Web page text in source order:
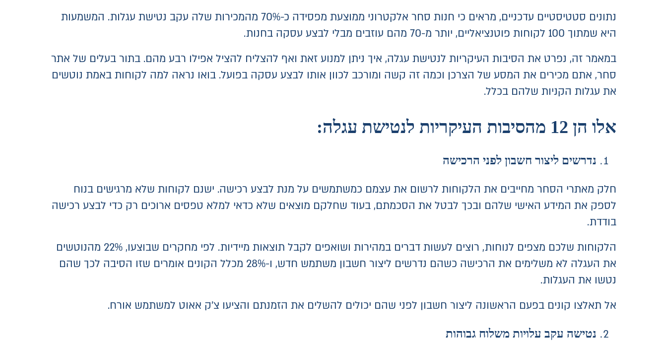
נתונים סטטיסטיים עדכניים, מראים כי חנות סחר אלקטרוני ממוצעת מפסידה כ-70% מהמכירות שלה עקב נטישת עגלות. המשמעות
היא שמתוך 100 לקוחות פוטנציאליים, יותר מ-70 מהם עוזבים מבלי לבצע עסקה בחנות.
במאמר זה, נפרט את הסיבות העיקריות לנטישת עגלה, איך ניתן למנוע זאת ואף להצליח להציל אפילו רבע מהם. בתור בעלים של אתר
סחר, אתם מכירים את המסע של הצרכן וכמה זה קשה ומורכב לכוון אותו לבצע עסקה בפועל. בואו נראה למה לקוחות באמת נוטשים
את עגלות הקניות שלהם בכלל.
אלו הן 12 מהסיבות העיקריות לנטישת עגלה:
נדרשים ליצור חשבון לפני הרכישה
חלק מאתרי הסחר מחייבים את הלקוחות לרשום את עצמם כמשתמשים על מנת לבצע רכישה. ישנם לקוחות שלא מרגישים בנוח
לספק את המידע האישי שלהם ובכך לבטל את הסכמתם, בעוד שחלקם מוצאים שלא כדאי למלא טפסים ארוכים רק כדי לבצע רכישה
בודדת.
הלקוחות שלכם מצפים לנוחות, רוצים לעשות דברים במהירות ושואפים לקבל תוצאות מיידיות. לפי מחקרים שבוצעו, 22% מהנוטשים
את העגלה לא משלימים את הרכישה כשהם נדרשים ליצור חשבון משתמש חדש, ו-28% מכלל הקונים אומרים שזו הסיבה לכך שהם
נטשו את העגלות.
אל תאלצו קונים בפעם הראשונה ליצור חשבון לפני שהם יכולים להשלים את הזמנתם והציעו צ'ק אאוט למשתמש אורח.
נטישה עקב עלויות משלוח גבוהות